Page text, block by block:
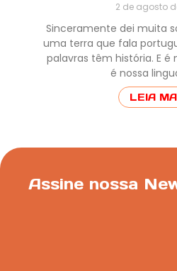
2 de agosto
Sinceramente dei muita
uma terra que fala
palavras têm história. E é
é nossa
LEIA
Assine nossa